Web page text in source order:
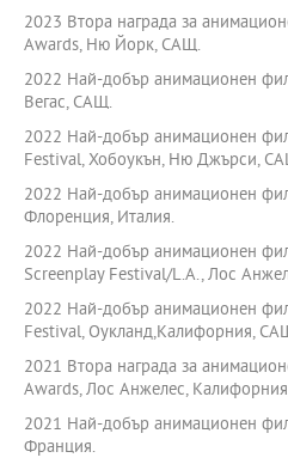
2023 Втора награда за
Awards, Ню Йорк, САЩ.
2022 Най-добър анимационен
Вегас, САЩ.
2022 Най-добър анимационен
Festival, Хобоукън, Ню Джърси,
2022 Най-добър анимационен
Флоренция, Италия.
2022 Най-добър анимационен
Screenplay Festival/L.A., Лос
2022 Най-добър анимационен
Festival, Оукланд,Калифорния,
2021 Втора награда за
Awards, Лос Анжелес,
2021 Най-добър анимационен
Франция.